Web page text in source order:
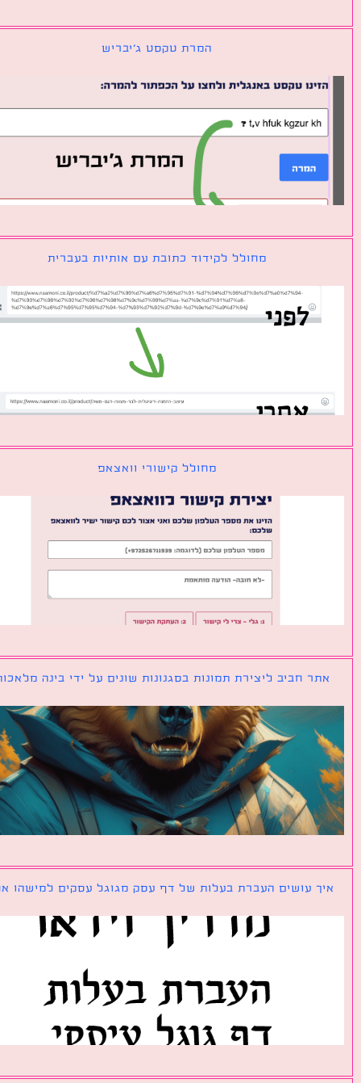
המרת טקסט ג׳יבריש
מחולל לקידוד כתובת עם אותיות בעברית
מחולל קישורי וואצאפ
חביב ליצירת תמונות בסגנונות שונים על ידי בינה מלאכותית
עושים העברת בעלות של דף עסק מגוגל עסקים למישהו אחר?